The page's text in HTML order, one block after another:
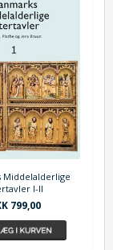
Middelalderlige
I-II
799,00